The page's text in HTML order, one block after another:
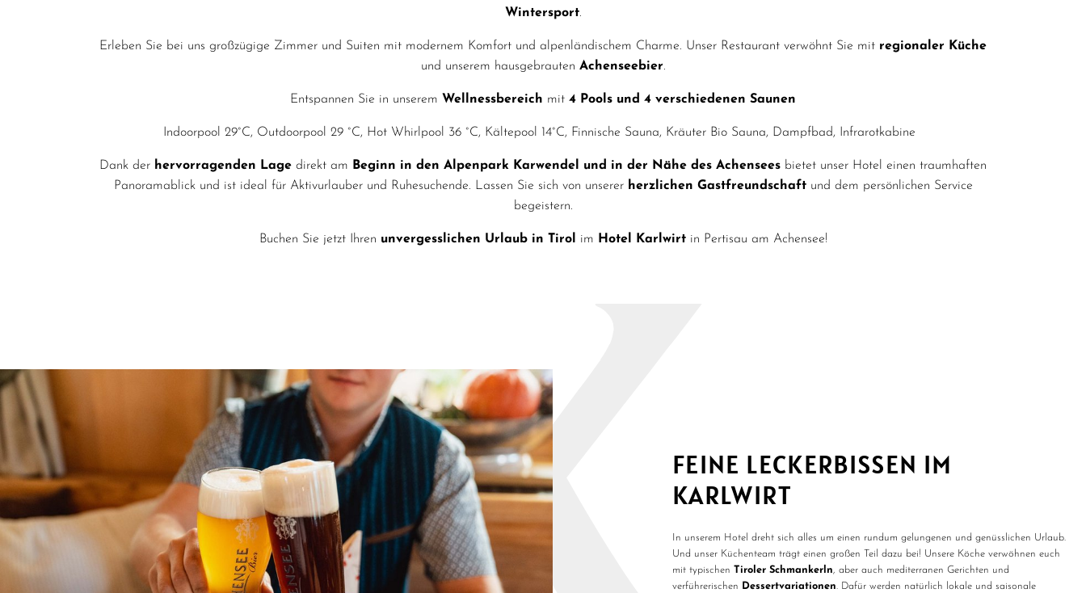
Wintersport.
Erleben Sie bei uns großzügige Zimmer und Suiten mit modernem Komfort und alpenländischem Charme. Unser Restaurant verwöhnt Sie mit regionaler Küche
und unserem hausgebrauten Achenseebier.
Entspannen Sie in unserem Wellnessbereich mit 4 Pools und 4 verschiedenen Saunen
Indoorpool 29°C, Outdoorpool 29 °C, Hot Whirlpool 36 °C, Kältepool 14°C, Finnische Sauna, Kräuter Bio Sauna, Dampfbad, Infrarotkabine
Dank der hervorragenden Lage direkt am Beginn in den Alpenpark Karwendel und in der Nähe des Achensees bietet unser Hotel einen traumhaften
Panoramablick und ist ideal für Aktivurlauber und Ruhesuchende. Lassen Sie sich von unserer herzlichen Gastfreundschaftund dem persönlichen Service
begeistern.
Buchen Sie jetzt Ihren unvergesslichen Urlaub in Tirol im Hotel Karlwirtin Pertisau am Achensee!
FEINE LECKERBISSEN IM
KARLWIRT
In unserem Hotel dreht sich alles um einen rundum gelungenen und genüsslichen Urlaub.
Und unser Küchenteam trägt einen großen Teil dazu bei! Unsere Köche verwöhnen euch
mit typischen Tiroler Schmankerln, aber auch mediterranen Gerichten und
verführerischen
Dessertvariationen. Dafür werden natürlich lokale und saisonale